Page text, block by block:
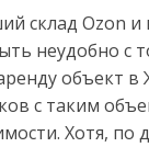
склад Ozon
неудобно с
объект в
с таким
Хотя, по